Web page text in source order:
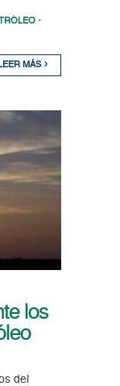
•
LEER MÁS
los
del